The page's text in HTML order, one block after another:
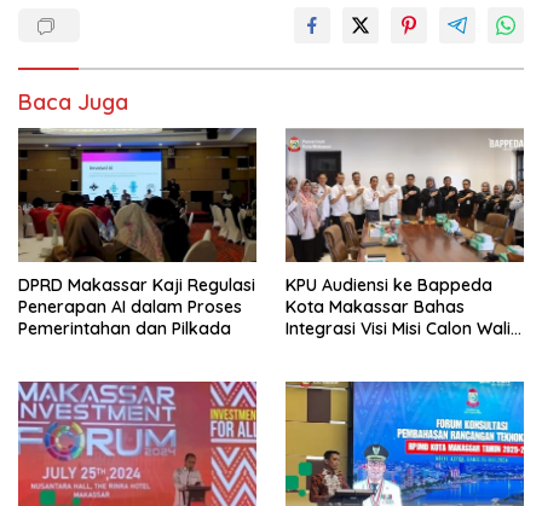
Baca Juga
DPRD Makassar Kaji Regulasi
Penerapan AI dalam Proses
Pemerintahan dan Pilkada
KPU Audiensi ke Bappeda
Kota Makassar Bahas
Integrasi Visi Misi Calon Wali